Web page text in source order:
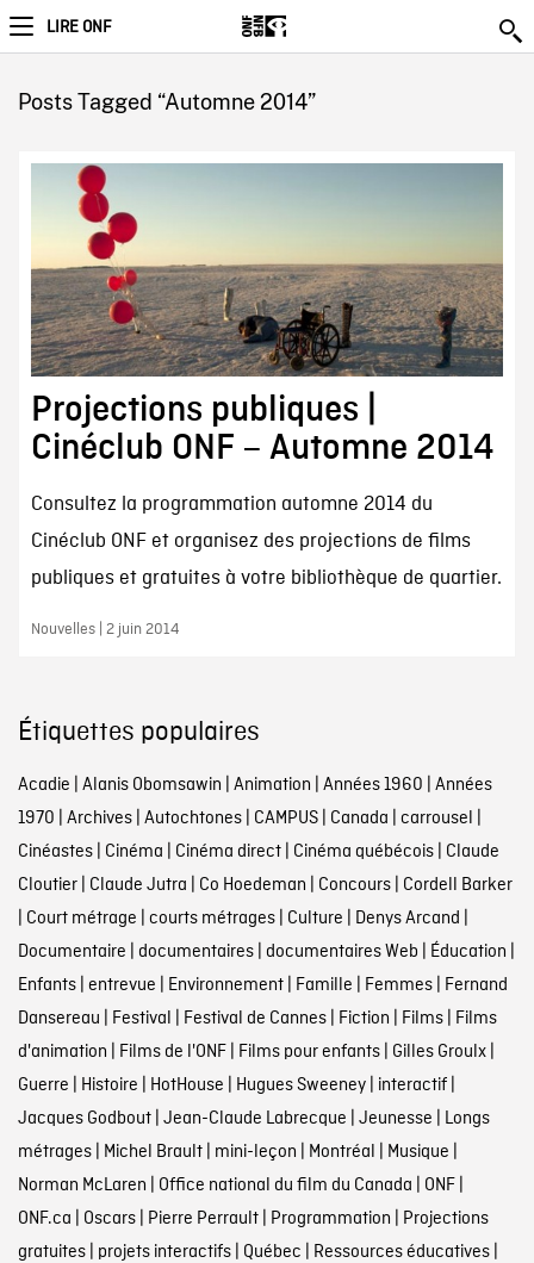
LIRE ONF
Posts Tagged “Automne 2014”
Projections publiques |
Cinéclub ONF – Automne 2014
Consultez la programmation automne 2014 du
Cinéclub ONF et organisez des projections de films
publiques et gratuites à votre bibliothèque de quartier.
Nouvelles | 2 juin 2014
Étiquettes populaires
Acadie | Alanis Obomsawin | Animation | Années 1960 | Années
1970 | Archives| Autochtones| CAMPUS| Canada | carrousel |
Cinéastes| Cinéma | Cinéma direct| Cinéma québécois| Claude
Cloutier| Claude Jutra | Co Hoedeman | Concours| Cordell Barker
| Court métrage | courts métrages| Culture | Denys Arcand |
Documentaire | documentaires| documentaires Web | Éducation |
Enfants| entrevue | Environnement| Famille | Femmes| Fernand
Dansereau | Festival | Festival de Cannes| Fiction | Films| Films
d'animation | Films de l'ONF| Films pour enfants| Gilles Groulx|
Guerre | Histoire | HotHouse | Hugues Sweeney| interactif|
Jacques Godbout| Jean-Claude Labrecque | Jeunesse | Longs
métrages| Michel Brault| mini-leçon | Montréal | Musique |
Norman McLaren | Office national du film du Canada | ONF|
ONF.ca | Oscars| Pierre Perrault| Programmation | Projections
gratuites| projets interactifs| Québec | Ressources éducatives|